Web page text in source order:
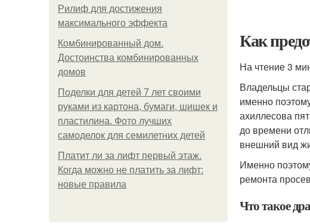
Рилиф для достижения
максимального эффекта
Комбинированный дом.
Достоинства комбинированных
домов
Поделки для детей 7 лет своими
руками из картона, бумаги, шишек и
пластилина. Фото лучших
самоделок для семилетних детей
Платит ли за лифт первый этаж.
Когда можно не платить за лифт:
новые правила
Как
На чтение 3
Владельцы
именно
ахиллесова
до времени
внешний вид
Именно
ремонта
Что такое